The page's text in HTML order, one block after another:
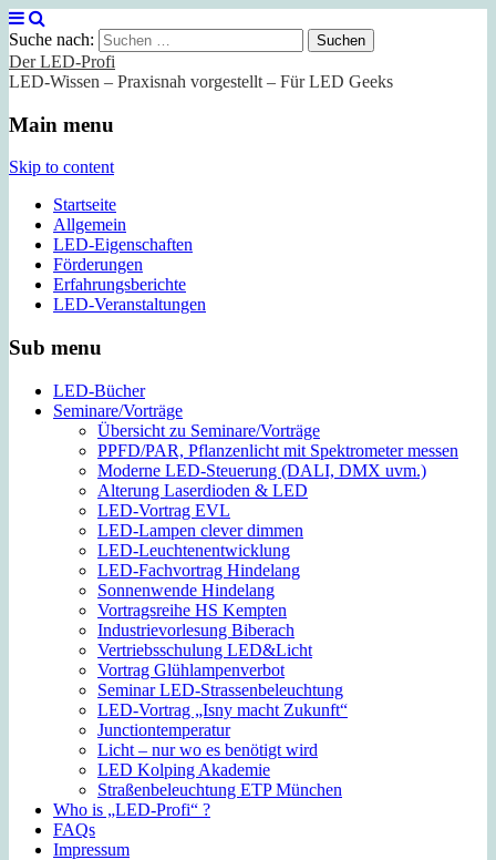
Suche nach:
Der LED-Profi
LED-Wissen – Praxisnah vorgestellt – Für LED Geeks
Main menu
Skip to content
Startseite
Allgemein
LED-Eigenschaften
Förderungen
Erfahrungsberichte
LED-Veranstaltungen
Sub menu
LED-Bücher
Seminare/Vorträge
Übersicht zu Seminare/Vorträge
PPFD/PAR, Pflanzenlicht mit Spektrometer messen
Moderne LED-Steuerung (DALI, DMX uvm.)
Alterung Laserdioden & LED
LED-Vortrag EVL
LED-Lampen clever dimmen
LED-Leuchtenentwicklung
LED-Fachvortrag Hindelang
Sonnenwende Hindelang
Vortragsreihe HS Kempten
Industrievorlesung Biberach
Vertriebsschulung LED&Licht
Vortrag Glühlampenverbot
Seminar LED-Strassenbeleuchtung
LED-Vortrag „Isny macht Zukunft“
Junctiontemperatur
Licht – nur wo es benötigt wird
LED Kolping Akademie
Straßenbeleuchtung ETP München
Who is „LED-Profi“ ?
FAQs
Impressum